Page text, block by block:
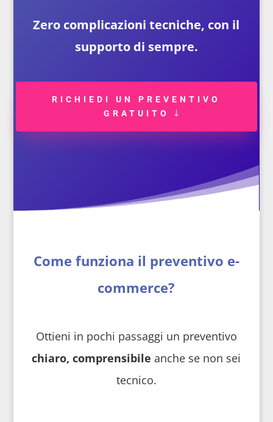
Zero complicazioni tecniche, con il
supporto di sempre.
RICHIEDI UN PREVENTIVO
GRATUITO
Come funziona il preventivo e-
commerce?
Ottieni in pochi passaggi un preventivo
chiaro, comprensibile anche se non sei
tecnico.